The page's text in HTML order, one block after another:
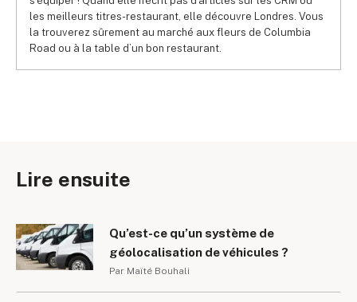
les meilleurs titres-restaurant, elle découvre Londres. Vous
la trouverez sûrement au marché aux fleurs de Columbia
Road ou à la table d’un bon restaurant.
Lire ensuite
Qu’est-ce qu’un système de
géolocalisation de véhicules ?
Par Maïté Bouhali